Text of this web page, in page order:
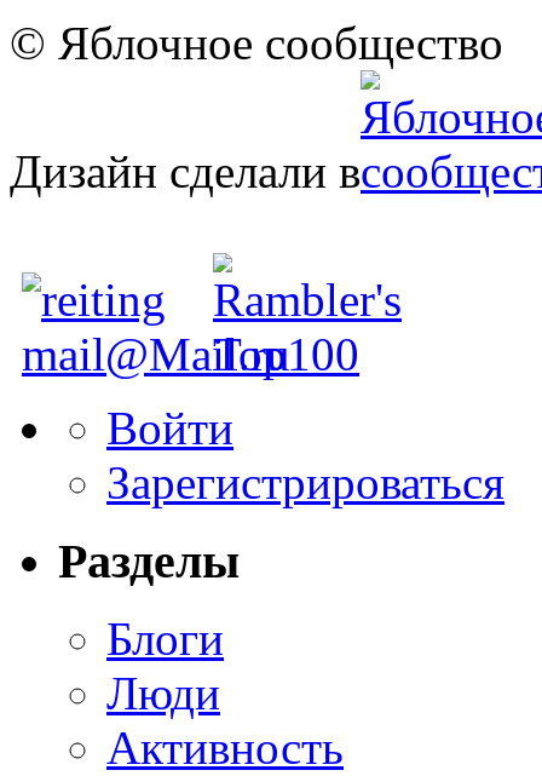
© Яблочное сообщество
Дизайн сделали в
Войти
Зарегистрироваться
Разделы
Блоги
Люди
Активность